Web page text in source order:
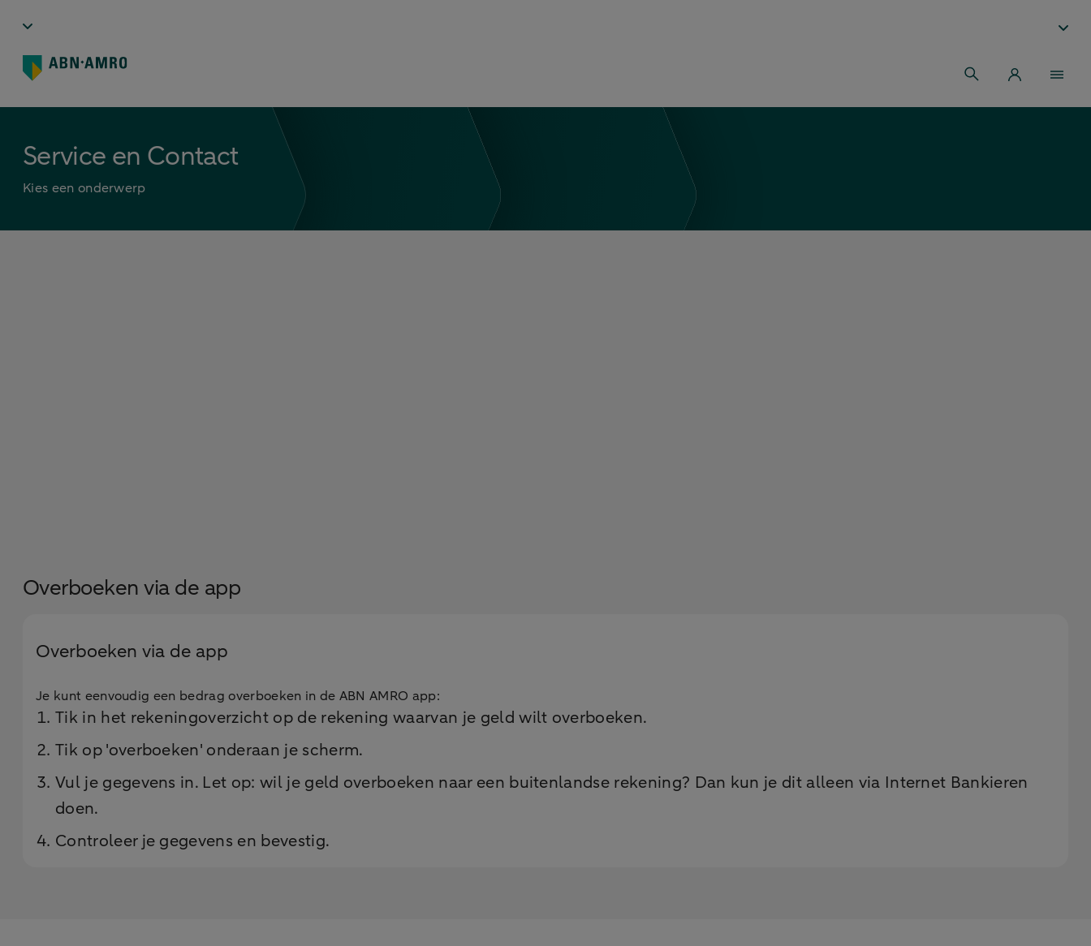
Service en Contact
Kies een onderwerp
Overboeken via de app
Overboeken via de app
Je kunt eenvoudig een bedrag overboeken in de ABN AMRO app:
Tik in het rekeningoverzicht op de rekening waarvan je geld wilt overboeken.
Tik op 'overboeken' onderaan je scherm.
Vul je gegevens in. Let op: wil je geld overboeken naar een buitenlandse rekening? Dan kun je dit alleen via Internet Bankieren
doen.
Controleer je gegevens en bevestig.